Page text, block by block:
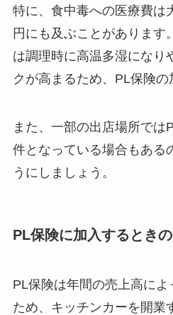
特に、食中毒への医療費は
円にも及ぶことがあります
は調理時に高温多湿になり
クが高まるため、PL保険の
また、一部の出店場所では
件となっている場合もある
うにしましょう。
PL保険に加入するとき
PL保険は年間の売上高に
ため、キッチンカーを開業